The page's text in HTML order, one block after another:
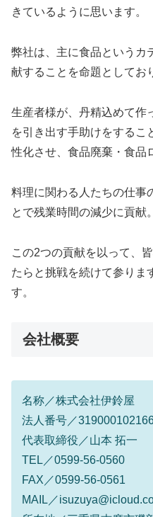
きているように思います。
弊社は、主に食品というカ
献することを命題としてお
生産者様が、丹精込めて作
を引き出す手助けをするこ
性化させ、食品廃棄・食品
料理に関わる人たちの仕事
とで残業時間の減少に貢献。
この2つの貢献を以って、
たらと挑戦を続けて参りま
す。
会社概要
名称／株式会社伊鈴屋
法人番号／
代表取締役／山本 拓一
TEL／0599-56-0560
FAX／0599-56-0561
MAIL／